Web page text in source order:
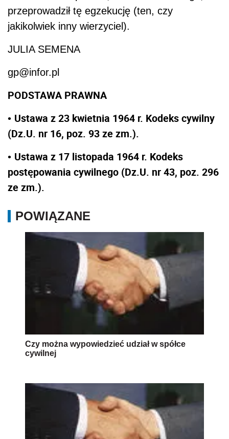
przeprowadził tę egzekucję (ten, czy
jakikolwiek inny wierzyciel).
JULIA SEMENA
gp@infor.pl
PODSTAWA PRAWNA
• Ustawa z 23 kwietnia 1964 r. Kodeks cywilny
(Dz.U. nr 16, poz. 93 ze zm.).
• Ustawa z 17 listopada 1964 r. Kodeks
postępowania cywilnego (Dz.U. nr 43, poz. 296
ze zm.).
POWIĄZANE
Czy można wypowiedzieć udział w spółce
cywilnej